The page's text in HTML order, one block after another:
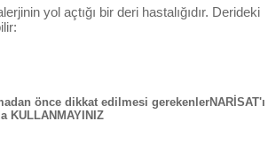
yol açtığı bir deri hastalığıdır. Derideki
önce dikkat edilmesi gerekenlerNARİSAT'ı
KULLANMAYINIZ